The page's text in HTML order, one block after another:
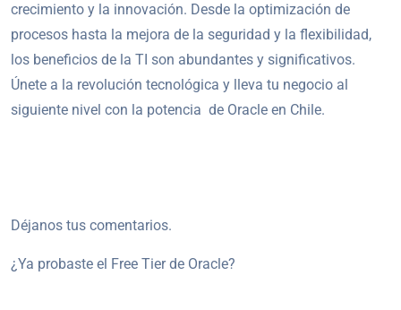
crecimiento y la innovación. Desde la optimización de
procesos hasta la mejora de la seguridad y la flexibilidad,
los beneficios de la TI son abundantes y significativos.
Únete a la revolución tecnológica y lleva tu negocio al
siguiente nivel con la potencia de Oracle en Chile.
Déjanos tus comentarios.
¿Ya probaste el Free Tier de Oracle?